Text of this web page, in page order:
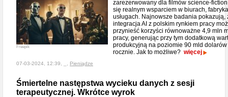
Freepik
zarezerwowany dla filmów science-
się realnym wsparciem w biurach,
usługach. Najnowsze badania pokazują,
integracja AI z polskim rynkiem pracy
przynieść korzyści równoważne 4,9 mln
pracy, generując przy tym dodatkową
produkcyjną na poziomie 90 mld dolarów
rocznie. Jak to możliwe? więcej
07-03-2024, 12:39, _, Pieniądze
Śmiertelne następstwa wycieku danych z sesji
terapeutycznej. Wkrótce wyrok